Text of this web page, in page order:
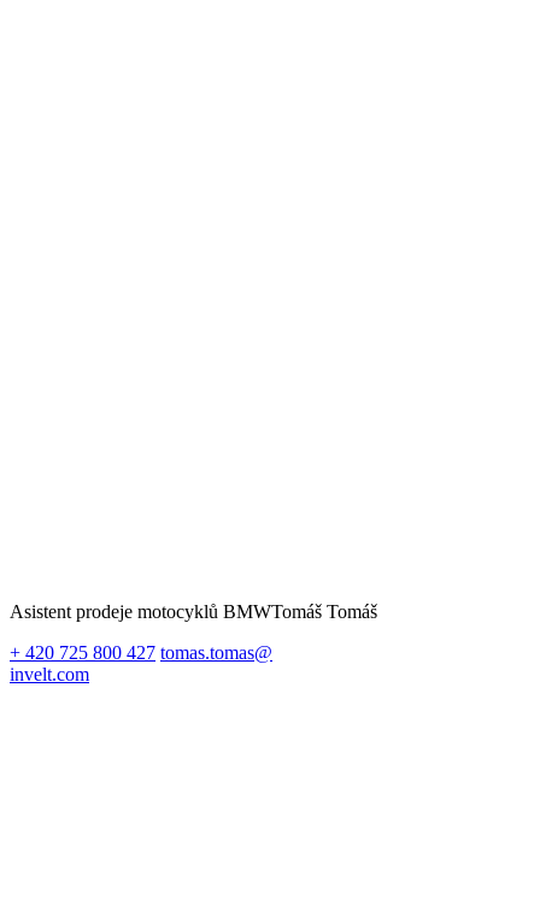
Asistent prodeje motocyklů BMWTomáš Tomáš
+ 420 725 800 427 tomas.tomas@
invelt.com